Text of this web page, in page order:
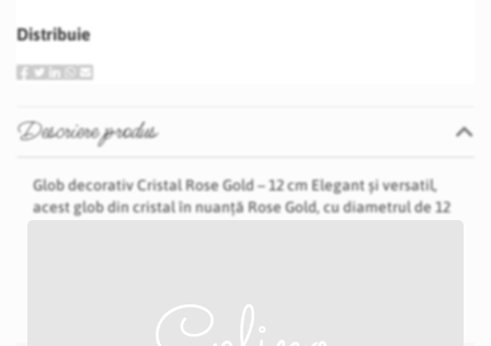
Distribuie
Descriere produs
Glob decorativ Cristal Rose Gold – 12 cm Elegant și versatil,
acest glob din cristal în nuanță Rose Gold, cu diametrul de 12
accente decorative.